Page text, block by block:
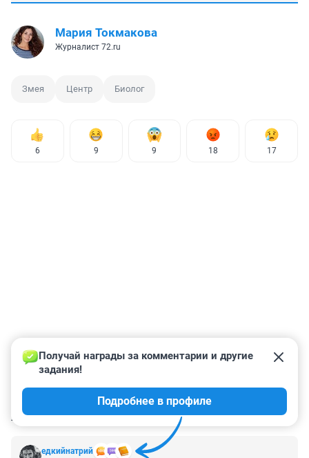
Мария Токмакова
Журналист 72.ru
Змея Центр Биолог
6 9 9 18 17
КОММЕНТАРИИ 36
едкийнатрий
Получай награды за комментарии и другие
задания!
Подробнее в профиле